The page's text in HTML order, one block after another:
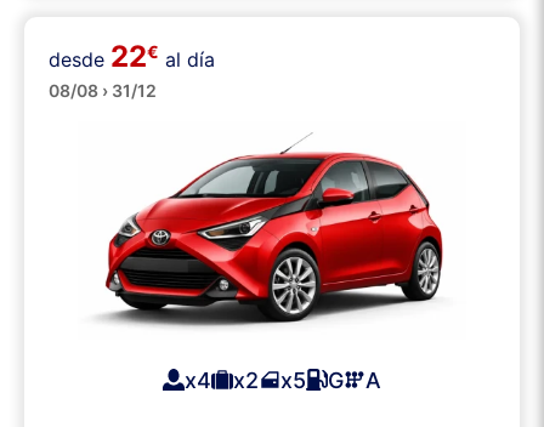
Pequeños
desde 22€ al día
08/08 › 31/12
x4 x2 x5 G A